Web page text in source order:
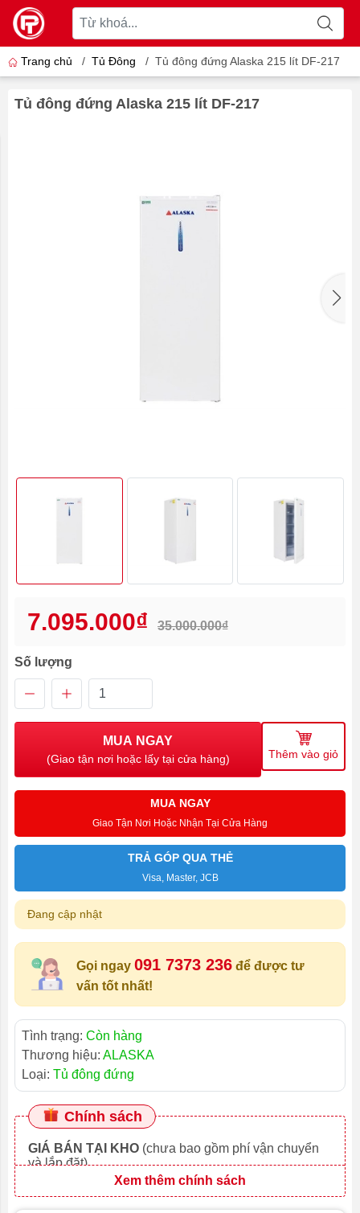
Trang chủ / Tủ Đông / Tủ đông đứng Alaska 215 lít DF-217
Tủ đông đứng Alaska 215 lít DF-217
7.095.000₫ 35.000.000₫
Số lượng
MUA NGAY
(Giao tận nơi hoặc lấy tại cửa hàng) Thêm vào giỏ
MUA NGAY
Giao Tận Nơi Hoặc Nhận Tại Cửa Hàng
TRẢ GÓP QUA THẺ
Visa, Master, JCB
Đang cập nhật
Gọi ngay 091 7373 236 để được tư
vấn tốt nhất!
Tình trạng: Còn hàng
Thương hiệu: ALASKA
Loại: Tủ đông đứng
Chính sách
GIÁ BÁN TẠI KHO (chưa bao gồm phí vận chuyển
và lắp đặt)
Xem thêm chính sách